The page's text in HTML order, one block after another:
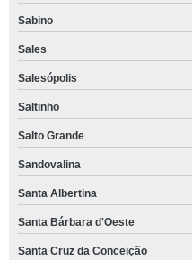
Sabino
Sales
Salesópolis
Saltinho
Salto Grande
Sandovalina
Santa Albertina
Santa Bárbara d'Oeste
Santa Cruz da Conceição